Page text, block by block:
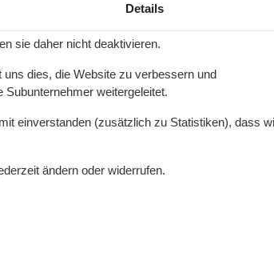
der
finden. Eine
wählen möchte.
vom Strand
und
Buchen Sie
genießen Sie
Urlaub
11.548
Details
sie daher nicht deaktivieren.
dies, die Website zu verbessern und
weitergeleitet.
einverstanden (zusätzlich zu Statistiken), dass
ändern oder widerrufen.